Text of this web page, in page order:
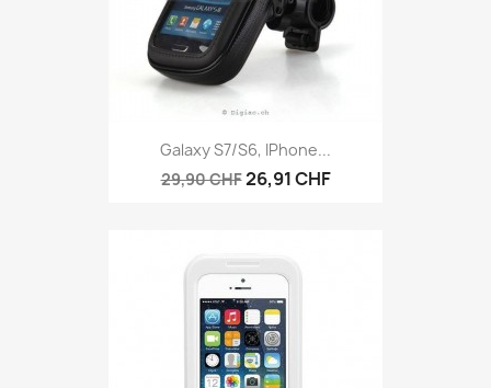
Galaxy S7/S6, IPhone...
29,90 CHF26,91 CHF